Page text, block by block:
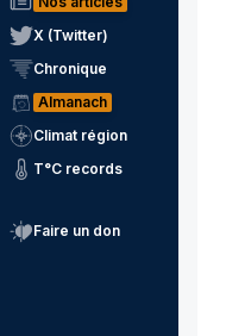
X (Twitter)
Chronique
Almanach
Climat région
T°C records
Faire un don